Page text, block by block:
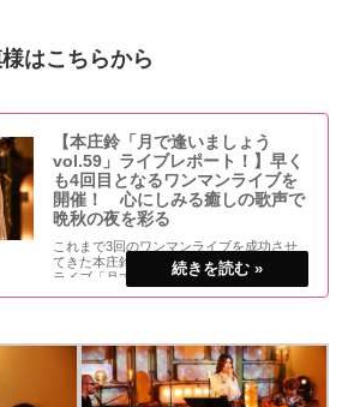
はこちらから
【本庄鈴「月で逢いましょう
vol.59」ライブレポート！】早く
も4回目となるワンマンライブを
開催！ 心にしみる癒しの歌声で
晩秋の夜を彩る
これまで3回のワンマンライブを成功させ
てきた本庄鈴ちゃんが、4回目のワンマン
ライブ「月で逢いましょうvol.59」を11月